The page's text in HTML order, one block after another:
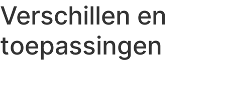
Verschillen en
toepassingen